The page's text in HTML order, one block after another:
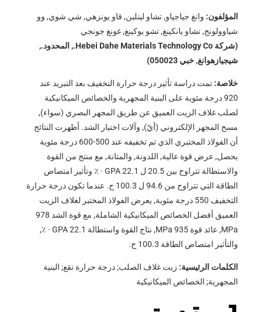
المؤلفون: وانغ جياجياو, تشاو لينلين, قاو يونزهي, شي شوي, وو
شياوولونج, تشاو يانكينغ, تشو يوكينغ, غونغ جونجي
(شركة Hebei Dahe Materials Technology Co., المحدود.,
شيجيازهوانغ, خبي 050023)
خلاصة: تمت دراسة تأثير درجة حرارة التخفيف بعد التبريد عند
920 درجة مئوية على البنية المجهرية والخصائص الميكانيكية
لصلب غلاف الزيت العميق عن طريق المجهر البصري (سواء),
مسح المجهر الإلكتروني (أيّ), وآلات اختبار الشد. أظهرت النتائج
أن الفولاذ المختبري الذي تم تخفيفه عند 500-600 درجة مئوية
يحصل, عرض قوة عالية, اللدونة, والمتانة, مع منتج من القوة
والاستطالة تتراوح بين 20.5 ل 22.1 GPA · ٪ وتأثير امتصاص
الطاقة التي تتراوح من 94.6 ل 100.3 ج. عندما تكون درجة حرارة
التخفيف 550 درجة مئوية, يعرض الفولاذ المختبر لغلاف الزيت
العميق أفضل الخصائص الميكانيكية الشاملة, مع قوة الشد 978
MPa, عائد قوة 935 MPa, نتاج القوة واستطالة 22.1 GPA · ٪,
والتأثير امتصاص الطاقة 100.3 ج.
الكلمات الرئيسية: زيت غلاف الصلب; درجة حرارة تقع; البنية
المجهرية; الخصائص الميكانيكية